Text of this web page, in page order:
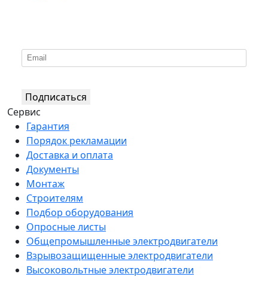
Подписаться
Сервис
Гарантия
Порядок рекламации
Доставка и оплата
Документы
Монтаж
Строителям
Подбор оборудования
Опросные листы
Общепромышленные электродвигатели
Взрывозащищенные электродвигатели
Высоковольтные электродвигатели